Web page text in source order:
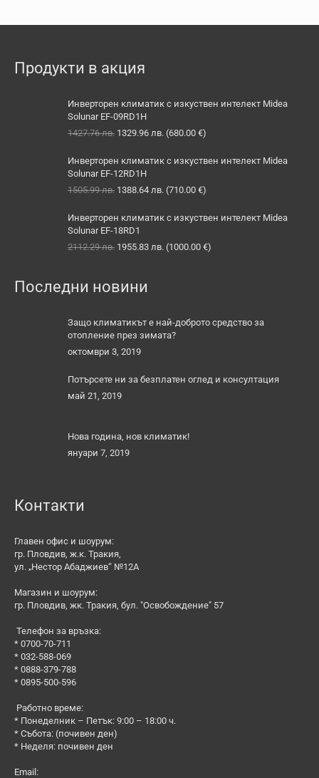
Продукти в акция
Инверторен климатик с изкуствен интелект Midea
Solunar EF-09RD1H
1427.76лв. Original
was:
1427.76 лв..
1329.96 лв. Текущата
е:
(680.00 €)
Инверторен климатик с изкуствен интелект Midea
Solunar EF-12RD1H
1505.99лв. Original
was:
1505.99 лв..
1388.64 лв. Текущата
е:
(710.00 €)
Инверторен климатик с изкуствен интелект Midea
Solunar EF-18RD1
2112.29лв. Original
2112.29 лв..
1955.83 лв. Текущата
(1000.00 €)
Последни новини
Защо климатикът е най-доброто средство за
отопление през зимата?
октомври 3, 2019
Потърсете ни за безплатен оглед и консултация
май 21, 2019
Нова година, нов климатик!
януари 7, 2019
Контакти
Главен офис и шоурум:
гр. Пловдив, ж.к. Тракия,
ул. „Нестор Абаджиев“ №12А
Магазин и шоурум:
гр. Пловдив, жк. Тракия, бул. "Освобождение" 57
Телефон за връзка:
* 0700-70-711
* 032-588-069
* 0888-379-788
* 0895-500-596
Работно време:
* Понеделник – Петък: 9:00 – 18:00 ч.
* Събота: (почивен ден)
* Неделя: почивен ден
Email: